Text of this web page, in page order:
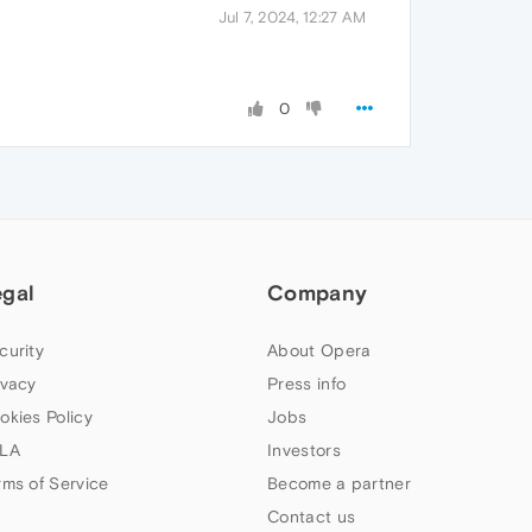
Jul 7, 2024, 12:27 AM
0
Policy
of Service
Company
About Opera
Press info
Jobs
Investors
Become a partner
Contact us